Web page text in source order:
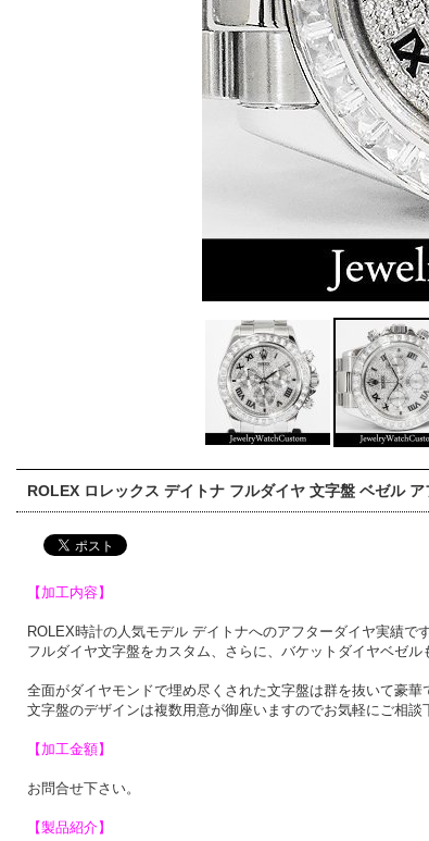
ROLEX ロレックス デイトナ フルダイヤ 文字盤 ベゼル
【加工内容】
ROLEX時計の人気モデル デイトナへのアフターダイヤ実績です
フルダイヤ文字盤をカスタム、さらに、バケットダイヤベゼル
全面がダイヤモンドで埋め尽くされた文字盤は群を抜いて豪華
文字盤のデザインは複数用意が御座いますのでお気軽にご相談
【加工金額】
お問合せ下さい。
【製品紹介】